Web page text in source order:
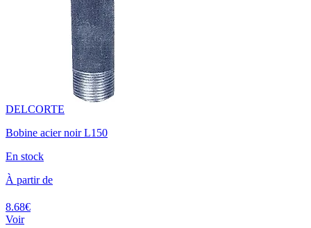
DELCORTE
Bobine acier noir L150
En stock
À partir de
8.68€
Voir